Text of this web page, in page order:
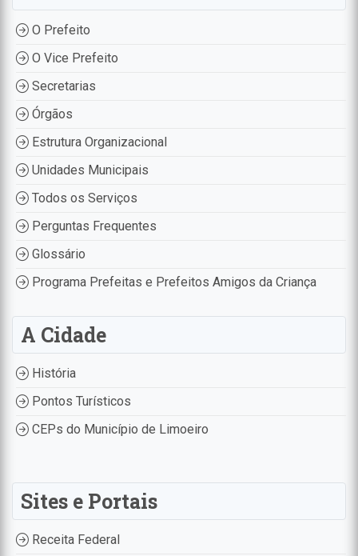
O Prefeito
O Vice Prefeito
Secretarias
Órgãos
Estrutura Organizacional
Unidades Municipais
Todos os Serviços
Perguntas Frequentes
Glossário
Programa Prefeitas e Prefeitos Amigos da Criança
A Cidade
História
Pontos Turísticos
CEPs do Município de Limoeiro
Sites e Portais
Receita Federal